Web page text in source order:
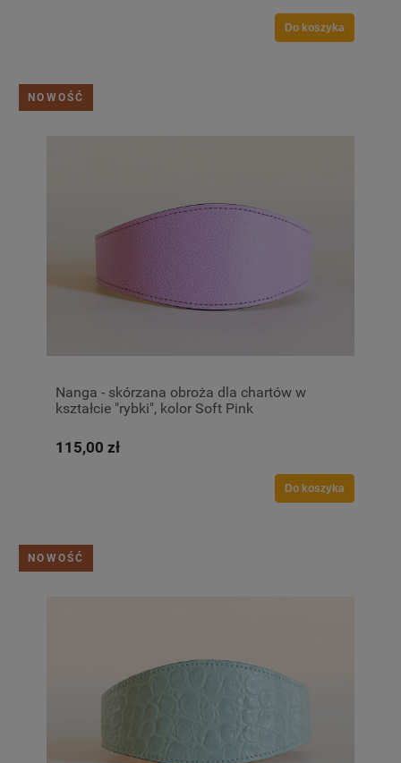
Do koszyka
Nanga - skórzana obroża dla chartów w
kształcie "rybki", kolor Soft Pink
115,00 zł
Do koszyka
NOWOŚĆ
NOWOŚĆ